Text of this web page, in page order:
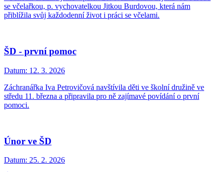
se včelařkou, p. vychovatelkou Jitkou Burdovou, která nám
přiblížila svůj každodenní život i práci se včelami.
ŠD - první pomoc
Datum: 12. 3. 2026
Záchranářka Iva Petrovičová navštívila děti ve školní družině ve
středu 11. března a připravila pro ně zajímavé povídání o první
pomoci.
Únor ve ŠD
Datum: 25. 2. 2026